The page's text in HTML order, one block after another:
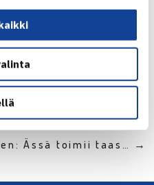
Ässä toimii taas… →